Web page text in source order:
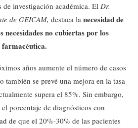
de investigación académica. El Dr.
de GEICAM, destaca la necesidad de
no cubiertas por los
farmacéutica.
años aumente el número de casos
también se prevé una mejora en la tasa
supera el 85%. Sin embargo,
porcentaje de diagnósticos con
de que el 20%-30% de las pacientes